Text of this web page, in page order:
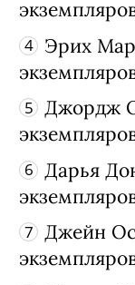
писателей в
Стивен
Федор
Агата
Эрих